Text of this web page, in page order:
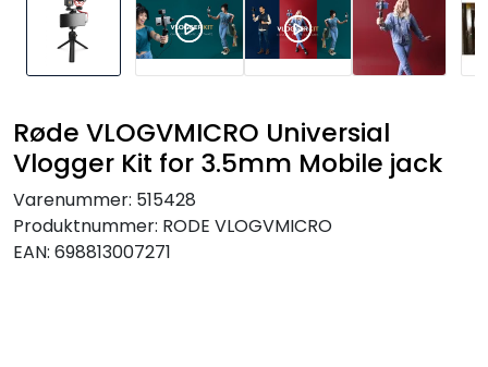
Røde VLOGVMICRO Universial
Vlogger Kit for 3.5mm Mobile jack
Varenummer: 515428
Produktnummer: RODE VLOGVMICRO
EAN: 698813007271